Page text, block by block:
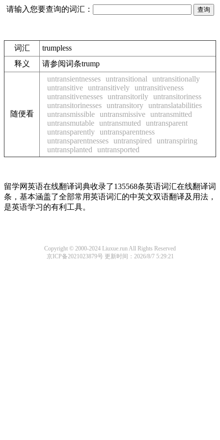
请输入您要查询的词汇：
词汇
trumpless
释义
请参阅词条trump
随便看
untransientnesses untransitional
untransitionally
untransitive untransitively untransitiveness
untransitivenesses untransitorily untransitoriness
untransitorinesses untransitory untranslatabilities
untransmissible untransmissive untransmitted
untransmutable untransmuted
untransparent
untransparently untransparentness
untransparentnesses untranspired
untranspiring
untransplanted
untransported
留学网英语在线翻译词典收录了135568条英语词汇在线翻译词
条，基本涵盖了全部常用英语词汇的中英文双语翻译及用法，
是英语学习的有利工具。
Copyright © 2000-2024 Liuxue.run All Rights Reserved
京ICP备2021023879号更新时间：2026/8/7 5:29:21